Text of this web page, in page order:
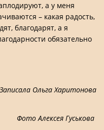
а у меня
– какая радость,
благодарят, а я
обязательно
Записала Ольга Харитонова
Фото Алексея Гуськова